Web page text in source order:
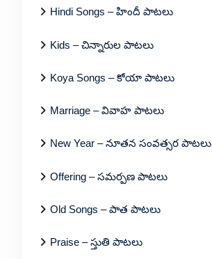
Hindi Songs – హిందీ పాటలు
Kids – చిన్నారుల పాటలు
Koya Songs – కోయా పాటలు
Marriage – వివాహ పాటలు
New Year – నూతన సంవత్సర పాటలు
Offering – సమర్పణ పాటలు
Old Songs – పాత పాటలు
Praise – స్తుతి పాటలు